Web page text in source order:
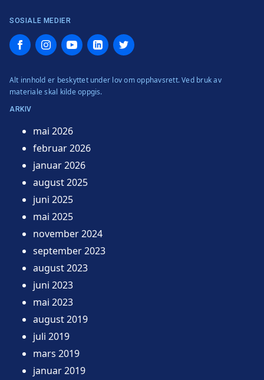
SOSIALE MEDIER
FacebookInstagramYouTubeLinkedInTwitter
Alt innhold er beskyttet under lov om opphavsrett. Ved bruk av
materiale skal kilde oppgis.
ARKIV
mai 2026
februar 2026
januar 2026
august 2025
juni 2025
mai 2025
november 2024
september 2023
august 2023
juni 2023
mai 2023
august 2019
juli 2019
mars 2019
januar 2019